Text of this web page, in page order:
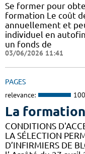
Se former pour
formation Le coût
annuellement et
individuel en
un fonds de
03/06/2026 11:41
PAGES
relevance:
La formation
CONDITIONS
LA SÉLECTION
D’INFIRMIERS DE